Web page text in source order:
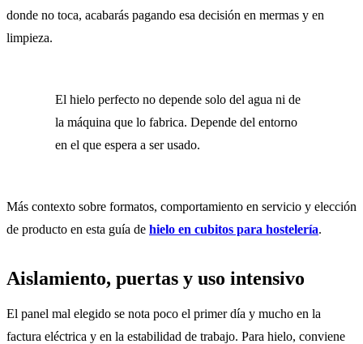
donde no toca, acabarás pagando esa decisión en mermas y en
limpieza.
El hielo perfecto no depende solo del agua ni de
la máquina que lo fabrica. Depende del entorno
en el que espera a ser usado.
Más contexto sobre formatos, comportamiento en servicio y elección
de producto en esta guía de hielo en cubitos para hostelería.
Aislamiento, puertas y uso intensivo
El panel mal elegido se nota poco el primer día y mucho en la
factura eléctrica y en la estabilidad de trabajo. Para hielo, conviene